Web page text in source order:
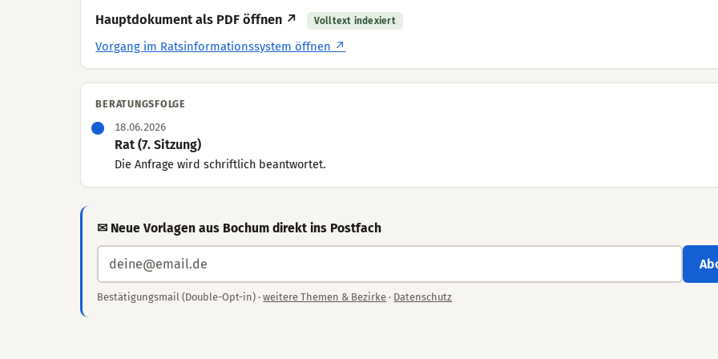
Hauptdokument als PDF öffnen ↗ Volltext indexiert
Vorgang im Ratsinformationssystem öffnen ↗
BERATUNGSFOLGE
18.06.2026
Rat (7. Sitzung)
Die Anfrage wird schriftlich beantwortet.
✉ Neue Vorlagen aus Bochum direkt ins Postfach
Bestätigungsmail (Double-Opt-in) ·weitere Themen & Bezirke · Datenschutz